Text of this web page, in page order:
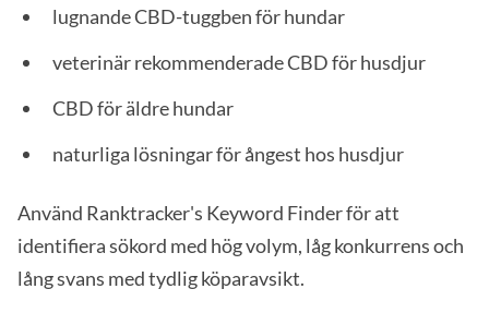
lugnande CBD-tuggben för hundar
veterinär rekommenderade CBD för husdjur
CBD för äldre hundar
naturliga lösningar för ångest hos husdjur
Använd Ranktracker's Keyword Finder för att
identifiera sökord med hög volym, låg konkurrens och
lång svans med tydlig köparavsikt.